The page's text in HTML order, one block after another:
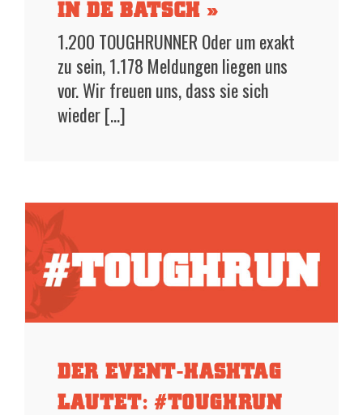
IN DE BATSCH »
1.200 TOUGHRUNNER Oder um exakt
zu sein, 1.178 Meldungen liegen uns
vor. Wir freuen uns, dass sie sich
wieder [...]
DER EVENT-HASHTAG
LAUTET: #TOUGHRUN